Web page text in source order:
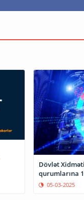
Dövlət
qurumlarına
05-03-2025